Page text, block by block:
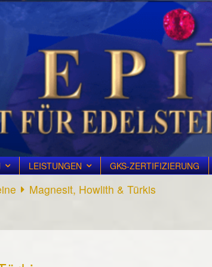
LEISTUNGEN GKS-ZERTIFIZIERUNG
Magnesit, Howlith & Türkis